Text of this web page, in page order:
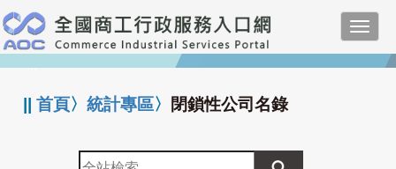
跳
到
主
要
:::
||首頁〉統計專區〉 閉鎖性公司名錄
全